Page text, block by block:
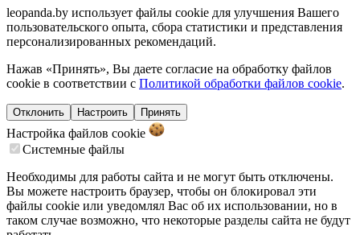
leopanda.by использует файлы cookie для улучшения Вашего
пользовательского опыта, сбора статистики и представления
персонализированных рекомендаций.
Нажав «Принять», Вы даете согласие на обработку файлов
cookie в соответствии с Политикой обработки файлов cookie.
Отклонить Настроить Принять
Настройка файлов cookie
Системные файлы
Необходимы для работы сайта и не могут быть отключены.
Вы можете настроить браузер, чтобы он блокировал эти
файлы cookie или уведомлял Вас об их использовании, но в
таком случае возможно, что некоторые разделы сайта не будут